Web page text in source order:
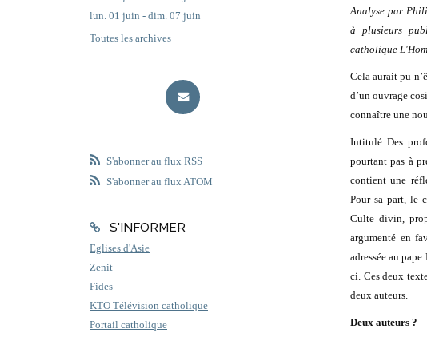
lun. 01 juin - dim. 07 juin
Toutes les archives
S'abonner au flux RSS
S'abonner au flux ATOM
S'INFORMER
Eglises d'Asie
Zenit
Fides
KTO Télévision catholique
Portail catholique
Analyse par
à plusieurs
catholique
Cela aurait pu
d’un ouvrage
connaître une
Intitulé Des
pourtant pas à
contient une
Pour sa part, le
Culte divin,
argumenté en
adressée au
ci. Ces deux
deux auteurs.
Deux auteurs ?